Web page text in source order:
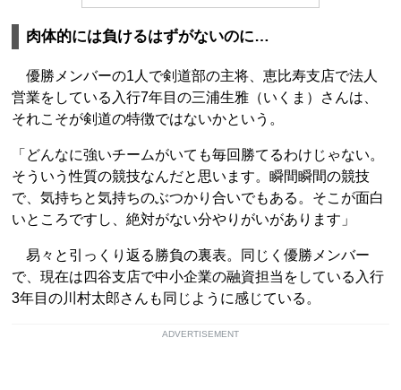
肉体的には負けるはずがないのに…
優勝メンバーの1人で剣道部の主将、恵比寿支店で法人
営業をしている入行7年目の三浦生雅（いくま）さんは、
それこそが剣道の特徴ではないかという。
「どんなに強いチームがいても毎回勝てるわけじゃない。
そういう性質の競技なんだと思います。瞬間瞬間の競技
で、気持ちと気持ちのぶつかり合いでもある。そこが面白
いところですし、絶対がない分やりがいがあります」
易々と引っくり返る勝負の裏表。同じく優勝メンバー
で、現在は四谷支店で中小企業の融資担当をしている入行
3年目の川村太郎さんも同じように感じている。
ADVERTISEMENT